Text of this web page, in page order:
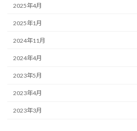
2025年4月
2025年1月
2024年11月
2024年4月
2023年5月
2023年4月
2023年3月